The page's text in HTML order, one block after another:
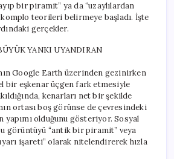
için
bir piramit” ya da “uzaylılardan
teorileri belirmeye başladı. İşte
gerçekler.
YANKI UYANDIRAN
Google Earth üzerinden gezinirken
bir eşkenar üçgen fark etmesiyle
kenarları net bir şekilde
ortası boş görünse de çevresindeki
yapımı olduğunu gösteriyor. Sosyal
görüntüyü “antik bir piramit” veya
işareti” olarak nitelendirerek hızla